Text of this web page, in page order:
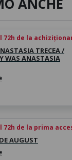
ANCHE
72h de la
TRECEA /
WAS ANASTASIA
72h de la prima
AUGUST